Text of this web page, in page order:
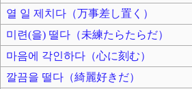
열 일 제치다（万事差し置く）
미련(을) 떨다（未練たらたらだ）
마음에 각인하다（心に刻む）
깔끔을 떨다（綺麗好きだ）